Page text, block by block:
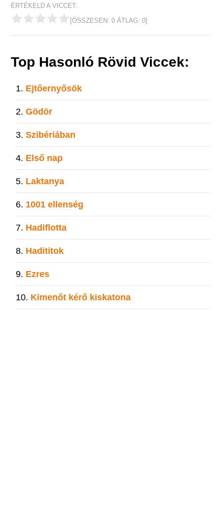
ÉRTÉKELD A VICCET:
[ÖSSZESEN:0 ÁTLAG:0]
Top Hasonló Rövid Viccek:
Ejtőernyősök
Gödör
Szibériában
Első nap
Laktanya
1001 ellenség
Hadiflotta
Hadititok
Ezres
Kimenőt kérő kiskatona